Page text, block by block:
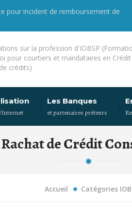
pour incident de remboursement de
sur la profession d'IOBSP
pour courtiers et mandataires en
crédits)
Internet
Les Banques
et partenaires préteurs
de Crédit
Accueil Catégories